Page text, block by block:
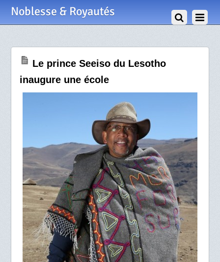
Noblesse & Royautés
Le prince Seeiso du Lesotho
inaugure une école